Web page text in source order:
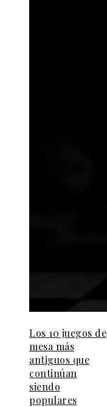
Los 10 juegos de
mesa más
antiguos que
continúan
siendo
populares